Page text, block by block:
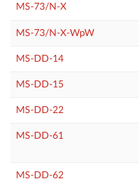
MS-73/N-X
MS-73/N-X-WpW
MS-DD-14
MS-DD-15
MS-DD-22
MS-DD-61
MS-DD-62